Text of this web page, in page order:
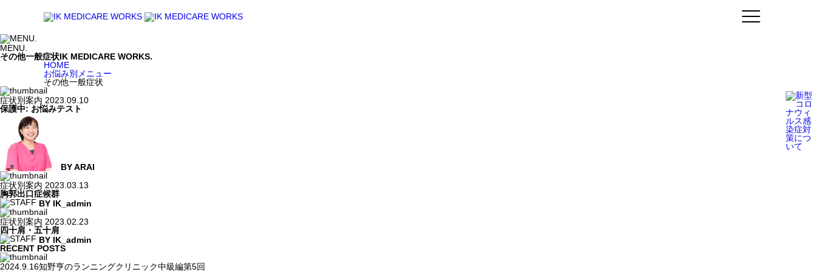
MENU.
その他一般症状IK MEDICARE WORKS.
HOME
お悩み別メニュー
その他一般症状
症状別案内 2023.09.10
保護中: お悩みテスト
BY ARAI
症状別案内 2023.03.13
胸郭出口症候群
BY IK_admin
症状別案内 2023.02.23
四十肩・五十肩
BY IK_admin
RECENT POSTS
2024.9.16知野亨のランニングクリニック中級編第5回